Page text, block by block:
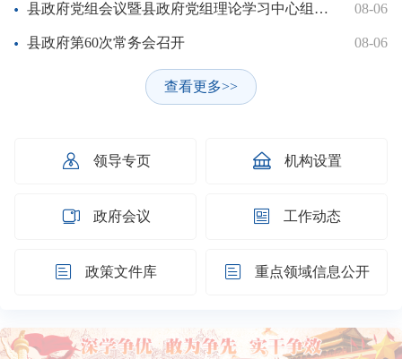
08-06
县政府党组会议暨县政府党组理论学习中心组学习会召开
08-06
县政府第60次常务会召开
查看更多>>
 领导专页  机构设置
 政府会议  工作动态
 政策文件库  重点领域信息公开